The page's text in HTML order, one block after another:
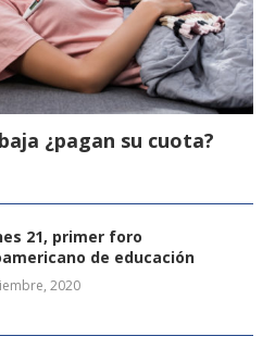
¿pagan su cuota?
21, primer foro
de educación
2020